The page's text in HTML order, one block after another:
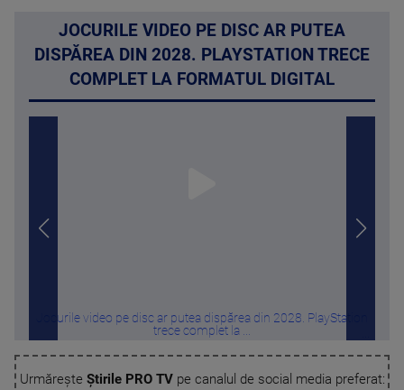
JOCURILE VIDEO PE DISC AR PUTEA
DISPĂREA DIN 2028. PLAYSTATION TRECE
COMPLET LA FORMATUL DIGITAL
Jocurile video pe disc ar putea dispărea din 2028. PlayStation
trece complet la ...
Urmărește Știrile PRO TVpe canalul de social media preferat: